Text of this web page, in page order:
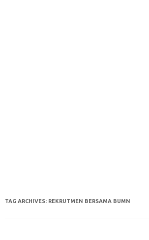
TAG ARCHIVES: REKRUTMEN BERSAMA BUMN